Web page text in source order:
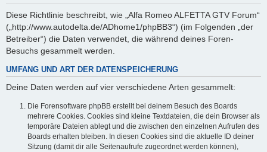
Diese Richtlinie beschreibt, wie „Alfa Romeo ALFETTA GTV Forum“
(„http://www.autodelta.de/ADhome1/phpBB3“) (im Folgenden „der
Betreiber“) die Daten verwendet, die während deines Foren-
Besuchs gesammelt werden.
UMFANG UND ART DER DATENSPEICHERUNG
Deine Daten werden auf vier verschiedene Arten gesammelt:
Die Forensoftware phpBB erstellt bei deinem Besuch des Boards
mehrere Cookies. Cookies sind kleine Textdateien, die dein Browser als
temporäre Dateien ablegt und die zwischen den einzelnen Aufrufen des
Boards erhalten bleiben. In diesen Cookies sind die aktuelle ID deiner
Sitzung (damit dir alle Seitenaufrufe zugeordnet werden können),